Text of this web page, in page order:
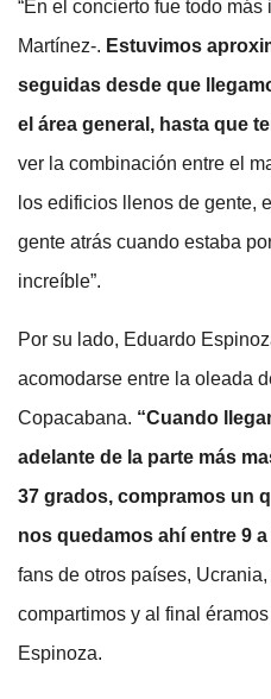
“En el concierto fue todo más
Martínez-. Estuvimos
seguidas desde que
el área general, hasta que
ver la combinación entre el
los edificios llenos de gente,
gente atrás cuando estaba
increíble”.
Por su lado, Eduardo
acomodarse entre la oleada
Copacabana. “Cuando
adelante de la parte más
37 grados, compramos un
nos quedamos ahí entre 9
fans de otros países,
compartimos y al final
Espinoza.